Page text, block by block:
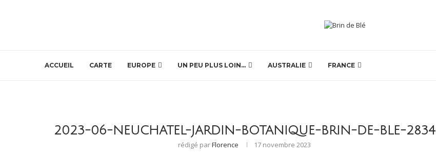
ACCUEIL CARTE EUROPE UN PEU PLUS LOIN… AUSTRALIE FRANCE
2023-06-NEUCHATEL-JARDIN-BOTANIQUE-BRIN-DE-BLE-2834
rédigé parFlorence 17 novembre 2023